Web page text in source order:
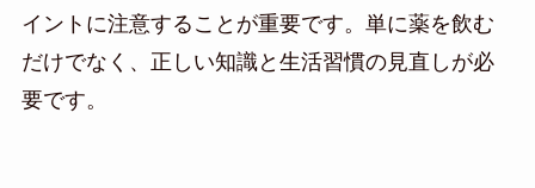
イントに注意することが重要です。単に薬を飲む
だけでなく、正しい知識と生活習慣の見直しが必
要です。